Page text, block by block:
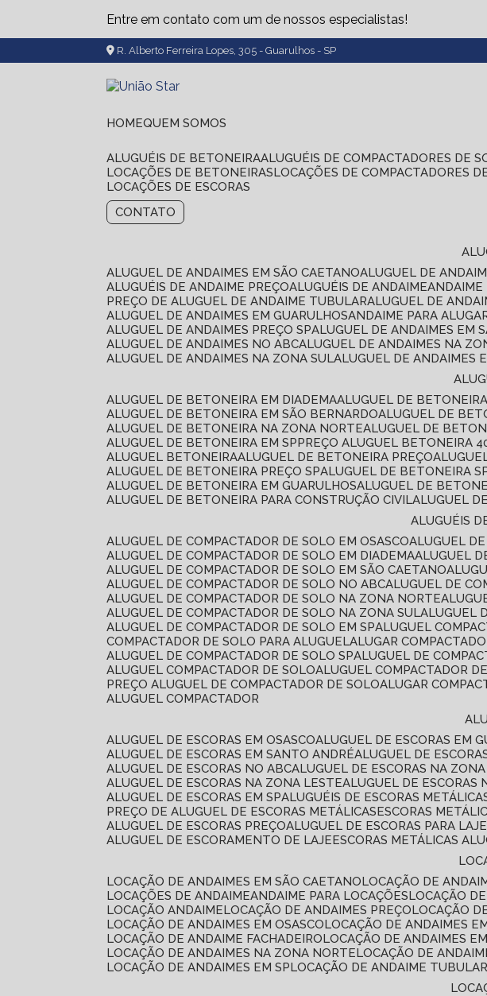
Entre em contato com um de nossos especialistas!
R. Alberto Ferreira Lopes, 305 - Guarulhos - SP
HOME
QUEM SOMOS
ALUGUÉIS DE BETONEIRA ALUGUÉIS DE COMPACTADORES DE
LOCAÇÕES DE BETONEIRAS LOCAÇÕES DE COMPACTADORES
LOCAÇÕES DE ESCORAS
CONTATO
ALUGUEL DE ANDAIMES EM SÃO CAETANO ALUGUEL DE
ALUGUÉIS DE ANDAIME PREÇO ALUGUÉIS DE ANDAIME
PREÇO DE ALUGUEL DE ANDAIME TUBULAR ALUGUEL DE
ALUGUEL DE ANDAIMES EM GUARULHOS ANDAIME PARA
ALUGUEL DE ANDAIMES PREÇO SP ALUGUEL DE ANDAIMES EM
ALUGUEL DE ANDAIMES NO ABC ALUGUEL DE ANDAIMES NA
ALUGUEL DE ANDAIMES NA ZONA SUL ALUGUEL DE ANDAIMES
ALUGUEL DE BETONEIRA EM DIADEMA ALUGUEL DE
ALUGUEL DE BETONEIRA EM SÃO BERNARDO ALUGUEL DE
ALUGUEL DE BETONEIRA NA ZONA NORTE ALUGUEL DE
ALUGUEL DE BETONEIRA EM SP
PREÇO ALUGUEL BETONEIRA
ALUGUEL BETONEIRA ALUGUEL DE BETONEIRA PREÇO
ALUGUEL DE BETONEIRA PREÇO SP ALUGUEL DE BETONEIRA
ALUGUEL DE BETONEIRA EM GUARULHOS ALUGUEL DE
ALUGUEL DE BETONEIRA PARA CONSTRUÇÃO CIVIL ALUGUEL
ALUGUÉIS
ALUGUEL DE COMPACTADOR DE SOLO EM OSASCO ALUGUEL
ALUGUEL DE COMPACTADOR DE SOLO EM DIADEMA ALUGUEL
ALUGUEL DE COMPACTADOR DE SOLO EM SÃO CAETANO
ALUGUEL DE COMPACTADOR DE SOLO NO ABC ALUGUEL DE
ALUGUEL DE COMPACTADOR DE SOLO NA ZONA NORTE
ALUGUEL DE COMPACTADOR DE SOLO NA ZONA SUL ALUGUEL
ALUGUEL DE COMPACTADOR DE SOLO EM SP ALUGUEL
COMPACTADOR DE SOLO PARA ALUGUEL ALUGAR
ALUGUEL DE COMPACTADOR DE SOLO SP ALUGUEL DE
ALUGUEL COMPACTADOR DE SOLO ALUGUEL COMPACTADOR
PREÇO ALUGUEL DE COMPACTADOR DE SOLO ALUGAR
ALUGUEL COMPACTADOR
ALUGUEL DE ESCORAS EM OSASCO ALUGUEL DE ESCORAS EM
ALUGUEL DE ESCORAS EM SANTO ANDRÉ ALUGUEL DE
ALUGUEL DE ESCORAS NO ABC ALUGUEL DE ESCORAS NA
ALUGUEL DE ESCORAS NA ZONA LESTE ALUGUEL DE
ALUGUEL DE ESCORAS EM SP ALUGUÉIS DE ESCORAS
PREÇO DE ALUGUEL DE ESCORAS METÁLICAS
ESCORAS
ALUGUEL DE ESCORAS PREÇO ALUGUEL DE ESCORAS PARA
ALUGUEL DE ESCORAMENTO DE LAJE
ESCORAS METÁLICAS
LOCAÇÃO DE ANDAIMES EM SÃO CAETANO LOCAÇÃO DE
LOCAÇÕES DE ANDAIME ANDAIME PARA LOCAÇÕES LOCAÇÃO
LOCAÇÃO ANDAIME LOCAÇÃO DE ANDAIMES PREÇO LOCAÇÃO
LOCAÇÃO DE ANDAIMES EM OSASCO LOCAÇÃO DE ANDAIMES
LOCAÇÃO DE ANDAIME FACHADEIRO LOCAÇÃO DE ANDAIMES
LOCAÇÃO DE ANDAIMES NA ZONA NORTE LOCAÇÃO DE
LOCAÇÃO DE ANDAIMES EM SP LOCAÇÃO DE ANDAIME TUBULAR